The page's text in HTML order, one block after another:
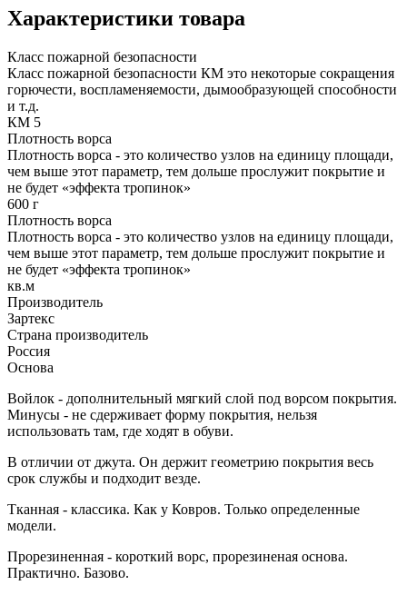
Характеристики товара
Класс пожарной безопасности
Класс пожарной безопасности КМ это некоторые сокращения
горючести, воспламеняемости, дымообразующей способности
и т.д.
КМ 5
Плотность ворса
Плотность ворса - это количество узлов на единицу площади,
чем выше этот параметр, тем дольше прослужит покрытие и
не будет «эффекта тропинок»
600 г
Плотность ворса
Плотность ворса - это количество узлов на единицу площади,
чем выше этот параметр, тем дольше прослужит покрытие и
не будет «эффекта тропинок»
кв.м
Производитель
Зартекс
Страна производитель
Россия
Основа
Войлок - дополнительный мягкий слой под ворсом покрытия.
Минусы - не сдерживает форму покрытия, нельзя
использовать там, где ходят в обуви.
В отличии от джута. Он держит геометрию покрытия весь
срок службы и подходит везде.
Тканная - классика. Как у Ковров. Только определенные
модели.
Прорезиненная - короткий ворс, прорезиненая основа.
Практично. Базово.